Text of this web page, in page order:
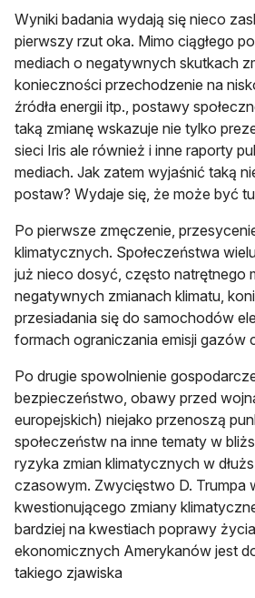
Wyniki badania wydają się nieco
pierwszy rzut oka. Mimo ciągłego
mediach o negatywnych skutkach
konieczności przechodzenie na
źródła energii itp., postawy
taką zmianę wskazuje nie tylko
sieci Iris ale również i inne raporty
mediach. Jak zatem wyjaśnić taką
postaw? Wydaje się, że może być
Po pierwsze zmęczenie,
klimatycznych. Społeczeństwa
już nieco dosyć, często natrętnego
negatywnych zmianach klimatu,
przesiadania się do samochodów
formach ograniczania emisji gazów
Po drugie spowolnienie
bezpieczeństwo, obawy przed
europejskich) niejako przenoszą
społeczeństw na inne tematy w
ryzyka zmian klimatycznych w
czasowym. Zwycięstwo D. Trumpa
kwestionującego zmiany
bardziej na kwestiach poprawy
ekonomicznych Amerykanów jest
takiego zjawiska